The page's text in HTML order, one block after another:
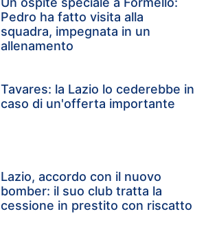
Pedro ha fatto visita alla
squadra, impegnata in un
allenamento
Tavares: la Lazio lo cederebbe in
caso di un'offerta importante
Lazio, accordo con il nuovo
bomber: il suo club tratta la
cessione in prestito con riscatto